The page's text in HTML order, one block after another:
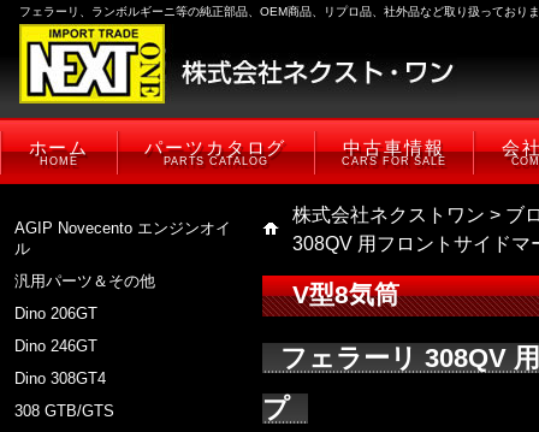
フェラーリ、ランボルギーニ等の純正部品、OEM商品、リプロ品、社外品など取り扱っており
ホーム
HOME
パーツカタログ
PARTS CATALOG
中古車情報
CARS FOR SALE
会
AGIP Novecento エンジンオイ
ル
汎用パーツ＆その他
Dino 206GT
Dino 246GT
Dino 308GT4
308 GTB/GTS
株式会社ネクストワン > ブ
308QV 用フロントサイドマ
V型8気筒
フェラーリ 308QV
プ